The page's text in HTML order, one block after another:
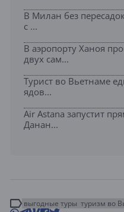
В Милан без
с ...
В аэропорту Ханоя
двух сам...
Турист во Вьетнаме
ядов...
Air Astana запустит
Данан...
выгодные туры туризм во